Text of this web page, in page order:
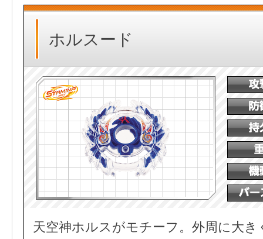
ホルスード
天空神ホルスがモチーフ。外周に大